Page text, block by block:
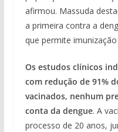
afirmou. Massuda
a primeira contra a
que permite
Os estudos clínicos
com redução de 91%
vacinados, nenhum
conta da dengue. A
processo de 20 anos,